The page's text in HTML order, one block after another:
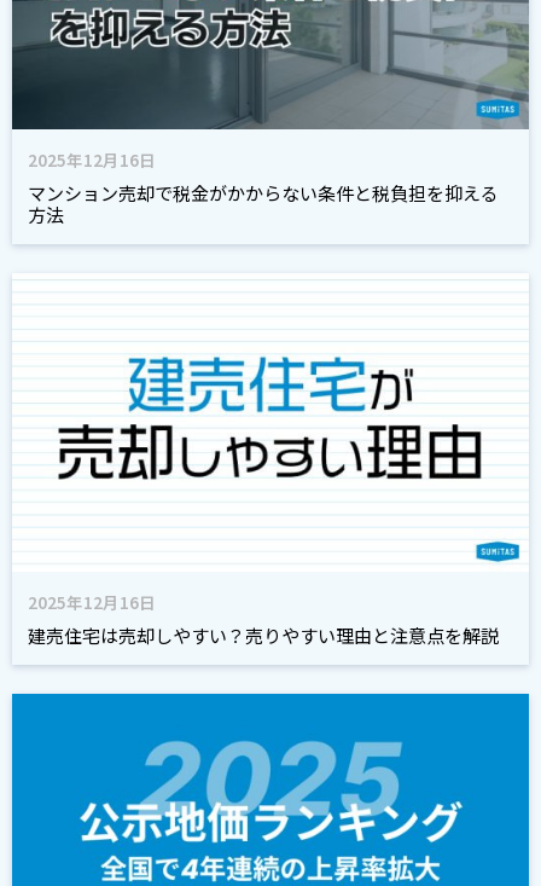
2025年12月16日
マンション売却で税金がかからない条件と税負担を抑える
方法
2025年12月16日
建売住宅は売却しやすい？売りやすい理由と注意点を解説